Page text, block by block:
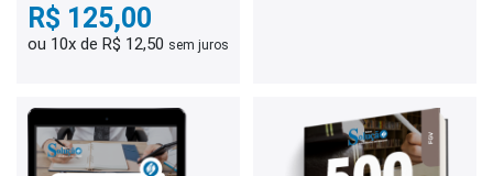
R$ 125,00
ou 10x de R$ 12,50 sem juros